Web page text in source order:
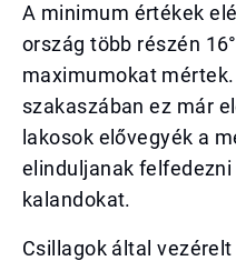
A minimum értékek
ország több részén
maximumokat
szakaszában ez már
lakosok elővegyék a
elinduljanak
kalandokat.
Csillagok által